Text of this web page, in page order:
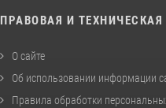
ПРАВОВАЯ И
О сайте
Об использовании информации
Правила обработки